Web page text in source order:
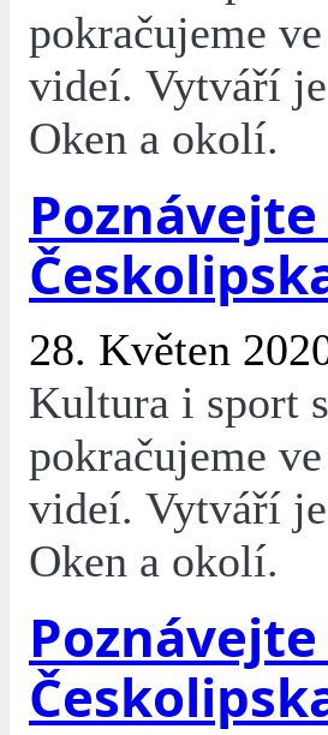
pokračujeme
videí. Vytváří
Oken a okolí.
28. Květen
Kultura i sport
pokračujeme
videí. Vytváří
Oken a okolí.